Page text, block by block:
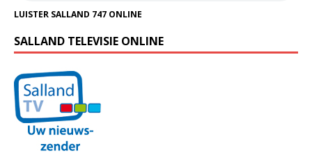
LUISTER SALLAND 747 ONLINE
SALLAND TELEVISIE ONLINE